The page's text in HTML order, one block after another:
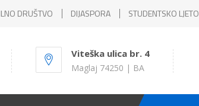
DRUŠTVO DIJASPORA STUDENTSKO LJETO
Viteška ulica br. 4
Maglaj 74250 | BA